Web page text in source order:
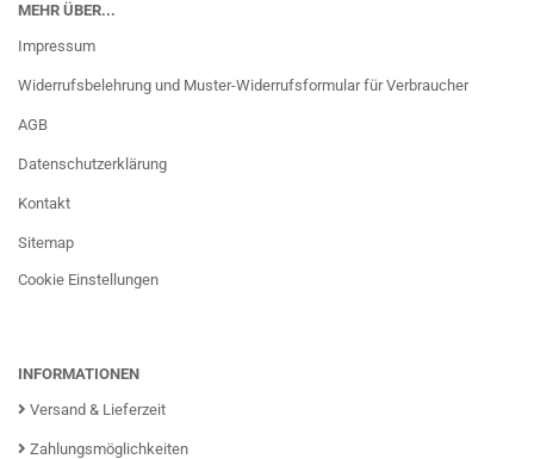
MEHR ÜBER...
Impressum
Widerrufsbelehrung und Muster-Widerrufsformular für Verbraucher
AGB
Datenschutzerklärung
Kontakt
Sitemap
Cookie Einstellungen
INFORMATIONEN
Versand & Lieferzeit
Zahlungsmöglichkeiten